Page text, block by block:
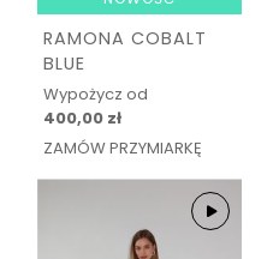
RAMONA COBALT
BLUE
Wypożycz od
400,00 zł
ZAMÓW PRZYMIARKĘ